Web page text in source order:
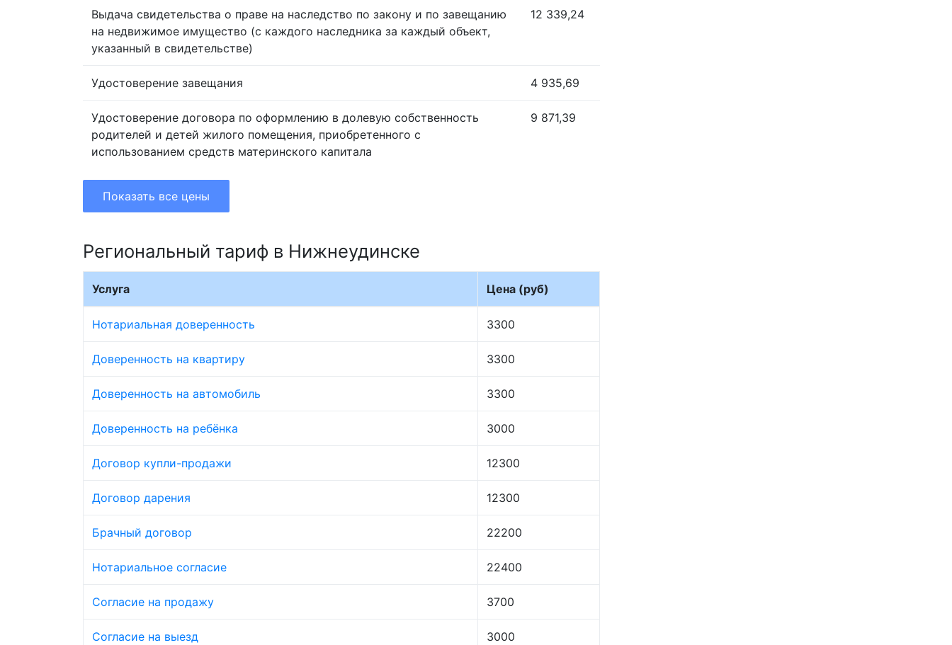
Выдача свидетельства о праве на наследство по закону и по завещанию
на недвижимое имущество (с каждого наследника за каждый объект,
указанный в свидетельстве)
12 339,24
Удостоверение завещания 4 935,69
Удостоверение договора по оформлению в долевую собственность
родителей и детей жилого помещения, приобретенного с
использованием средств материнского капитала
9 871,39
Показать все цены
Региональный тариф в Нижнеудинске
Услуга Цена (руб)
Нотариальная доверенность 3300
Доверенность на квартиру 3300
Доверенность на автомобиль 3300
Доверенность на ребёнка 3000
Договор купли-продажи 12300
Договор дарения 12300
Брачный договор 22200
Нотариальное согласие 22400
Согласие на продажу 3700
Согласие на выезд 3000